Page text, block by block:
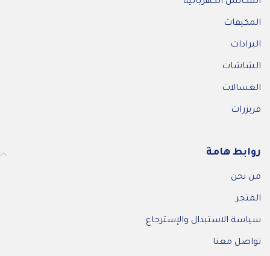
المكيفات
البرادات
الشاشات
الغسالات
فريزرات
روابط هامة
من نحن
المتجر
سياسة الاستبدال والإسترجاع
تواصل معنا